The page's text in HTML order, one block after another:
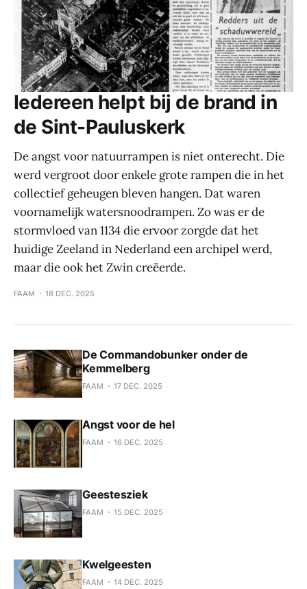
Iedereen helpt bij de brand in
de Sint-Pauluskerk
De angst voor natuurrampen is niet onterecht. Die
werd vergroot door enkele grote rampen die in het
collectief geheugen bleven hangen. Dat waren
voornamelijk watersnoodrampen. Zo was er de
stormvloed van 1134 die ervoor zorgde dat het
huidige Zeeland in Nederland een archipel werd,
maar die ook het Zwin creëerde.
FAAM 18 DEC. 2025
De Commandobunker onder de
Kemmelberg
FAAM 17 DEC. 2025
Angst voor de hel
FAAM 16 DEC. 2025
Geestesziek
FAAM 15 DEC. 2025
Kwelgeesten
FAAM 14 DEC. 2025